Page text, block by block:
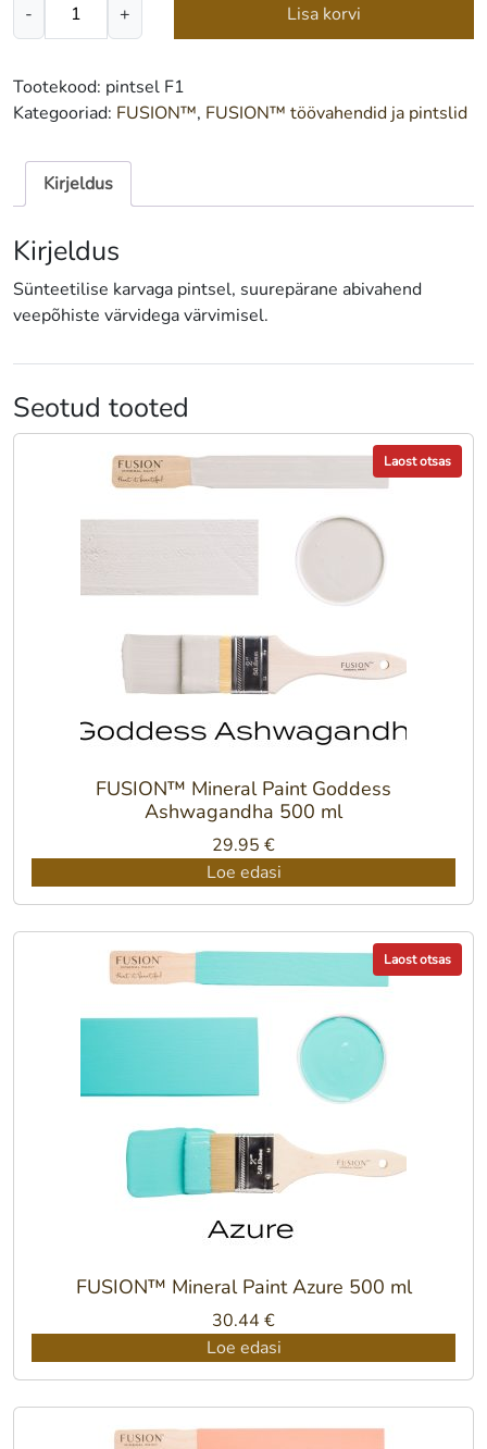
-
BARN
pintsel
kogus
+ Lisa korvi
Tootekood: pintsel F1
Kategooriad: FUSION™, FUSION™ töövahendid ja pintslid
Kirjeldus
Kirjeldus
Sünteetilise karvaga pintsel, suurepärane abivahend
veepõhiste värvidega värvimisel.
Seotud tooted
Laost otsas
FUSION™ Mineral Paint Goddess
Ashwagandha 500 ml
29.95 €
Loe edasi
Laost otsas
FUSION™ Mineral Paint Azure 500 ml
30.44 €
Loe edasi